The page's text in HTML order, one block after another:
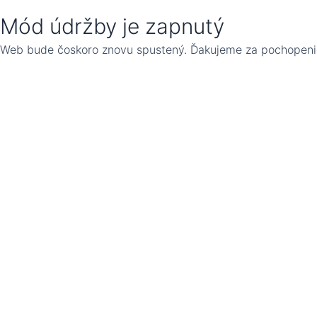
Mód údržby je zapnutý
Web bude čoskoro znovu spustený. Ďakujeme za